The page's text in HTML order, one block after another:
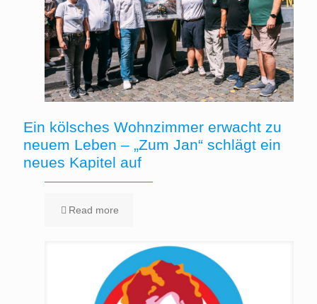
Ein kölsches Wohnzimmer erwacht zu
neuem Leben – „Zum Jan“ schlägt ein
neues Kapitel auf
Read more